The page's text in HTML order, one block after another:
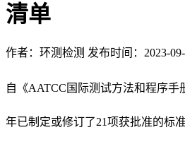
清单
作者：环测检测 发布时间：2023-
自《AATCC国际测试方法和程序手
年已制定或修订了21项获批准的标